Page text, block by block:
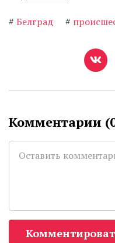
# Белград #
Комментарии (